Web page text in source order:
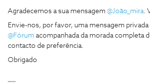
Agradecemos a sua mensagem @João_mira.
Envie-nos, por favor, uma mensagem privada
@Fórum acompanhada da morada completa
contacto de preferência.
Obrigado